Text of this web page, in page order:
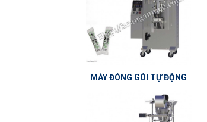
MÁY ĐÓNG GÓI TỰ ĐỘNG